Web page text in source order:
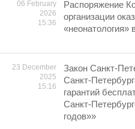
06 February
2026
15:36
Распоряжение
организации
«неонатология»
23 December
2025
15:16
Закон Санкт-
Санкт-
гарантий
Санкт-
годов»»